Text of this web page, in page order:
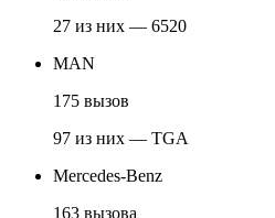
27 из них — 6520
MAN
175 вызов
97 из них — TGA
Mercedes-Benz
163 вызова